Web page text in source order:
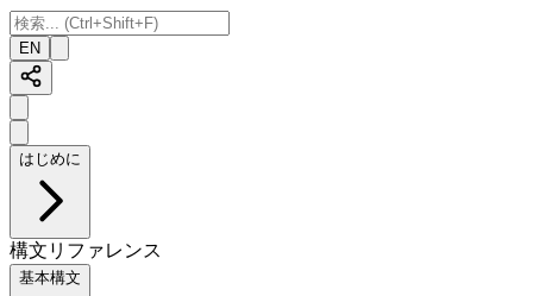
EN
はじめに
構文リファレンス
基本構文